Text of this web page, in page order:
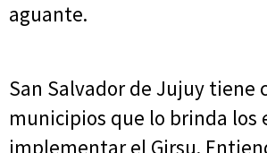
aguante.
San Salvador de Jujuy tiene
municipios que lo brinda los
implementar el Girsu.